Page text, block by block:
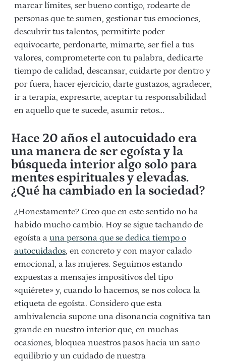
marcar límites, ser bueno contigo, rodearte de
personas que te sumen, gestionar tus emociones,
descubrir tus talentos, permitirte poder
equivocarte, perdonarte, mimarte, ser fiel a tus
valores, comprometerte con tu palabra, dedicarte
tiempo de calidad, descansar, cuidarte por dentro y
por fuera, hacer ejercicio, darte gustazos, agradecer,
ir a terapia, expresarte, aceptar tu responsabilidad
en aquello que te sucede, asumir retos…
Hace 20 años el autocuidado era
una manera de ser egoísta y la
búsqueda interior algo solo para
mentes espirituales y elevadas.
¿Qué ha cambiado en la sociedad?
¿Honestamente? Creo que en este sentido no ha
habido mucho cambio. Hoy se sigue tachando de
egoísta a una persona que se dedica tiempo o
autocuidados, en concreto y con mayor calado
emocional, a las mujeres. Seguimos estando
expuestas a mensajes impositivos del tipo
«quiérete» y, cuando lo hacemos, se nos coloca la
etiqueta de egoísta. Considero que esta
ambivalencia supone una disonancia cognitiva tan
grande en nuestro interior que, en muchas
ocasiones, bloquea nuestros pasos hacia un sano
equilibrio y un cuidado de nuestra